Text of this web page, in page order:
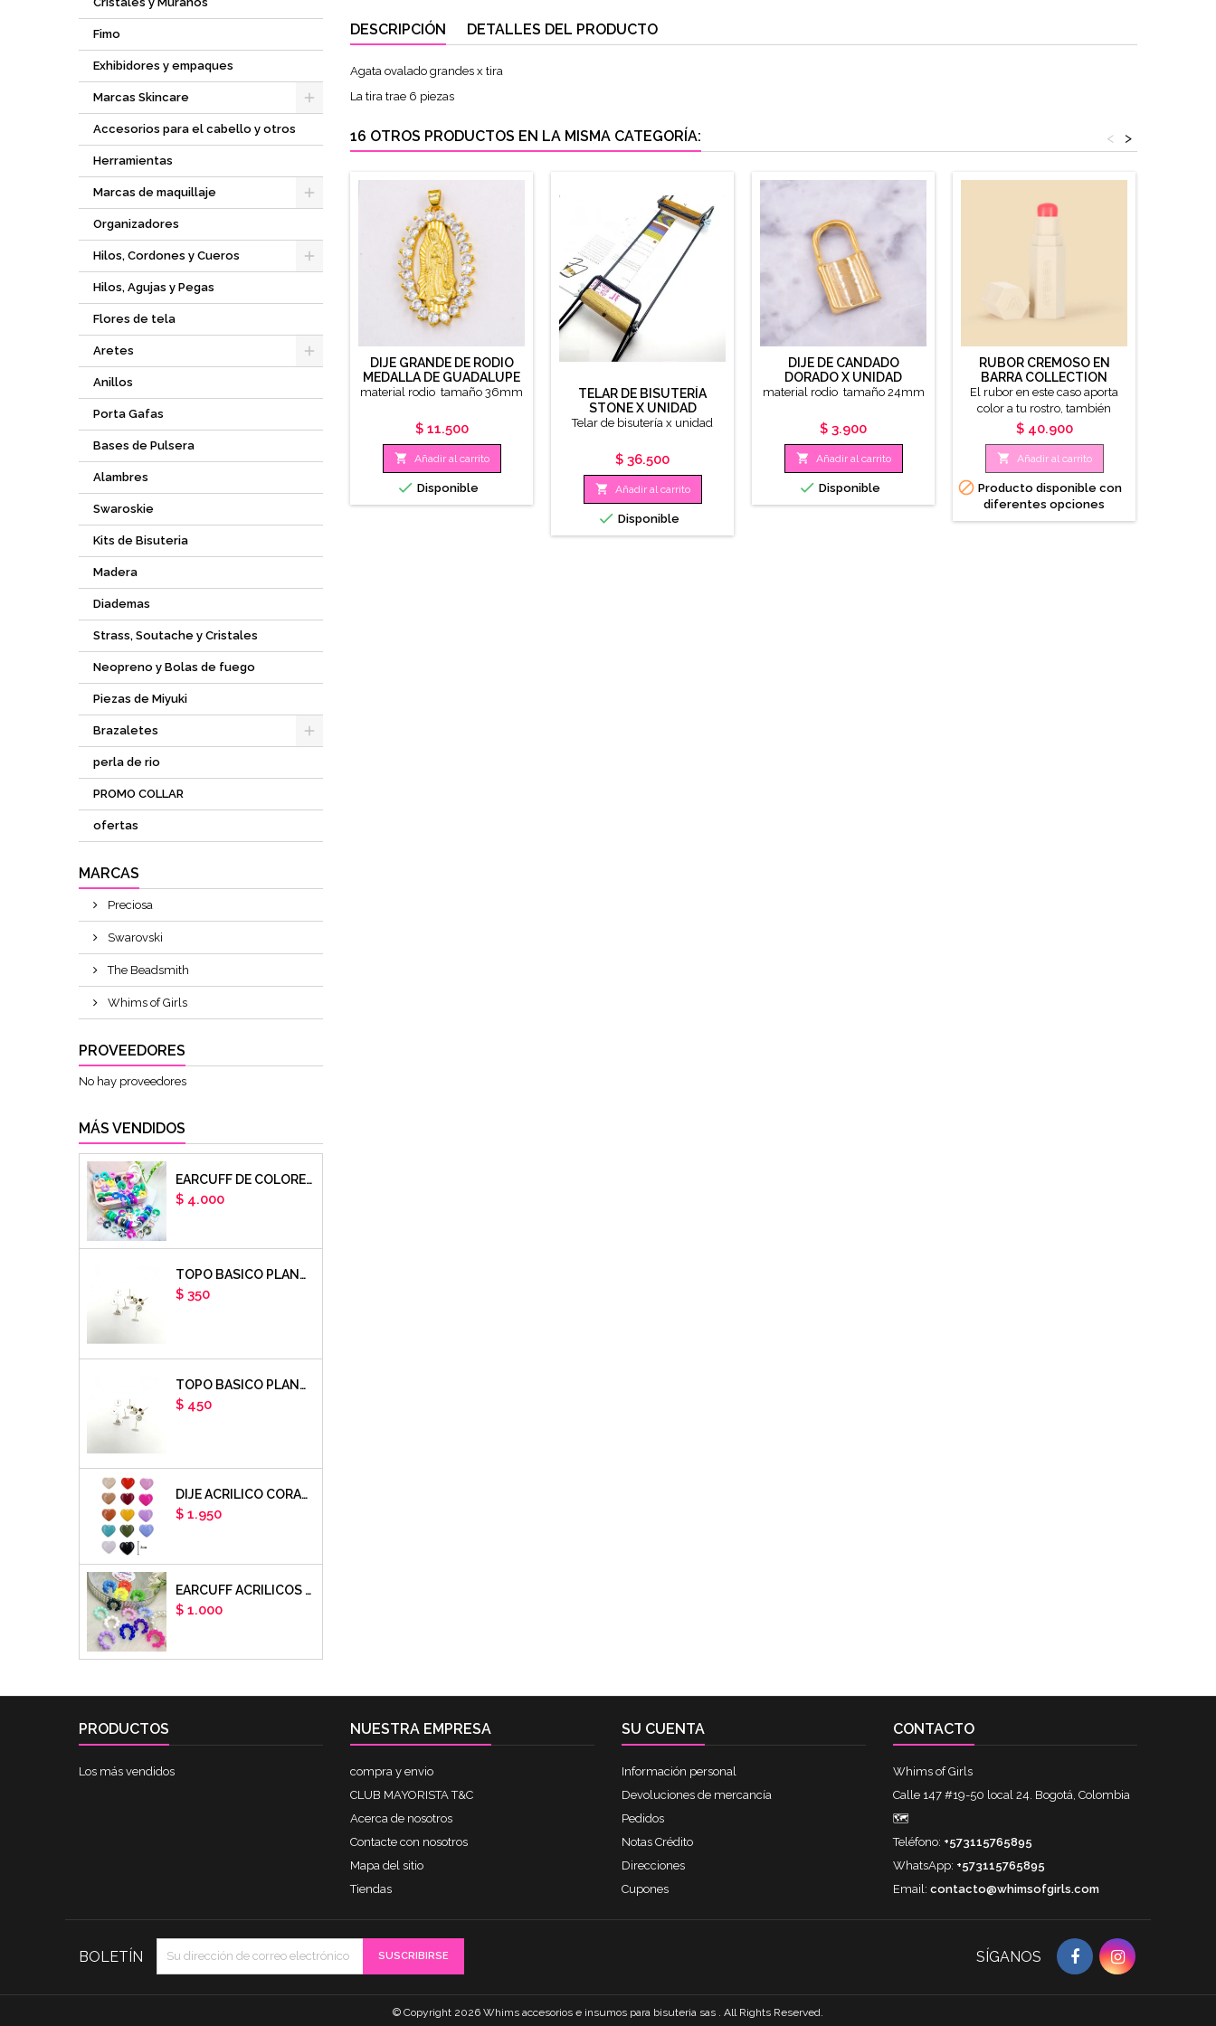
Fimo
Exhibidores y empaques
Marcas Skincare
Accesorios para el cabello y otros
Herramientas
Marcas de maquillaje
Organizadores
Hilos, Cordones y Cueros
Hilos, Agujas y Pegas
Flores de tela
Aretes
Anillos
Porta Gafas
Bases de Pulsera
Alambres
Swaroskie
Kits de Bisuteria
Madera
Diademas
Strass, Soutache y Cristales
Neopreno y Bolas de fuego
Piezas de Miyuki
Brazaletes
perla de rio
PROMO COLLAR
ofertas
MARCAS
Preciosa
Swarovski
The Beadsmith
Whims of Girls
PROVEEDORES
No hay proveedores
MÁS VENDIDOS
EARCUFF DE COLORES EN ARCILLA POLIMERICA X UNIDAD
Precio
$ 4.000
TOPO BASICO PLANO 6MM ACERO PLATEADO X PAR
Precio
$ 350
TOPO BASICO PLANO 8MM ACERO PLATEADO X PAR
Precio
$ 450
DIJE ACRILICO CORAZON LISO X UNIDAD
Precio
$ 1.950
EARCUFF ACRILICOS DE COLORES BALINES X UNIDAD
Precio
$ 1.000
DESCRIPCIÓN DETALLES DEL PRODUCTO
Agata ovalado grandes x tira
La tira trae 6 piezas
16 OTROS PRODUCTOS EN LA MISMA CATEGORÍA: >
<
DIJE GRANDE DE RODIO
MEDALLA DE GUADALUPE
material rodio tamaño 36mm
Precio
$ 11.500
 Añadir al carrito
 Disponible
TELAR DE BISUTERÍA
STONE X UNIDAD
Telar de bisutería x unidad
Precio
$ 36.500
 Añadir al carrito
 Disponible
DIJE DE CANDADO
DORADO X UNIDAD
material rodio tamaño 24mm
Precio
$ 3.900
 Añadir al carrito
 Disponible
RUBOR CREMOSO EN
BARRA COLLECTION
ATENEA
El rubor en este caso aporta
color a tu rostro, también
puedes usarlo como sombra y
labial, su tamaño es muy
práctico para llevar en la
cosmetiquera.
Precio
$ 40.900
 Añadir al carrito
 Producto disponible con
diferentes opciones
PRODUCTOS
Los más vendidos
NUESTRA EMPRESA
compra y envio
CLUB MAYORISTA T&C
Acerca de nosotros
Contacte con nosotros
Mapa del sitio
Tiendas
SU CUENTA
Información personal
Devoluciones de mercancía
Pedidos
Notas Crédito
Direcciones
Cupones
CONTACTO
Whims of Girls
Calle 147 #19-50 local 24. Bogotá, Colombia
🗺
Teléfono: +573115765895
WhatsApp: +573115765895
Email: contacto@whimsofgirls.com
BOLETÍN SÍGANOS
© Copyright 2026 Whims accesorios e insumos para bisuteria sas . All Rights Reserved.